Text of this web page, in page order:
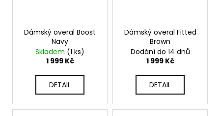
Dámský overal Boost
Navy
Skladem (1 ks)
1 999 Kč
DETAIL
Dámský overal Fitted
Brown
Dodání do 14 dnů
1 999 Kč
DETAIL